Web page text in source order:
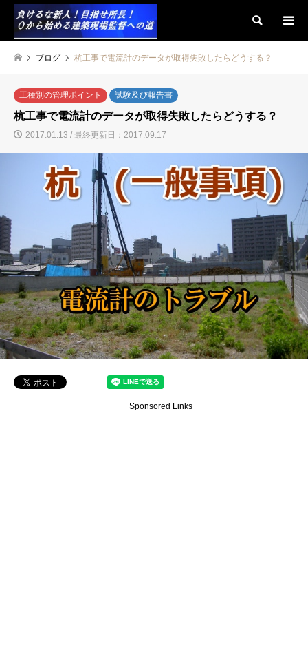
検索
ブログ 杭工事で電流計のデータが取得失敗したらどうする？
工種別の管理ポイント 試験及び報告書
杭工事で電流計のデータが取得失敗したらどうする？
2017.01.13 / 最終更新日：2017.09.17
Sponsored Links